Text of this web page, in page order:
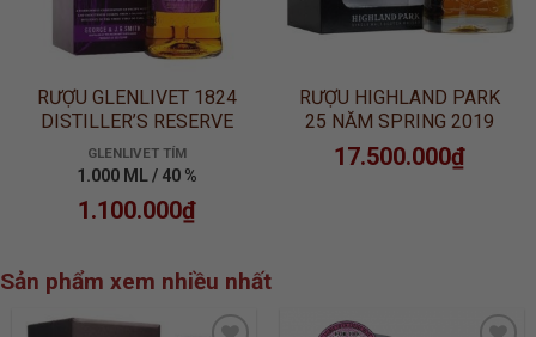
RƯỢU GLENLIVET 1824
DISTILLER’S RESERVE
GLENLIVET TÍM
1.000 ML / 40 %
1.100.000₫
RƯỢU HIGHLAND PARK
25 NĂM SPRING 2019
RELEASE
17.500.000₫
Sản phẩm xem nhiều nhất